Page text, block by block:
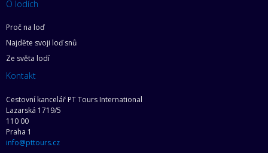
O lodích
Proč na loď
Najděte svoji loď snů
Ze světa lodí
Kontakt
Cestovní kancelář PT Tours International
Lazarská 1719/5
110 00
Praha 1
info@pttours.cz